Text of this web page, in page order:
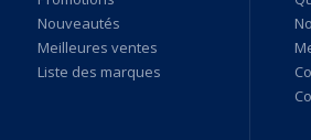
Nouveautés
Meilleures ventes
Liste des marques